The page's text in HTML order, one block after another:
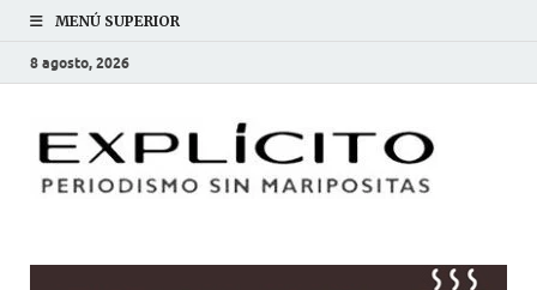
MENÚ SUPERIOR
8 agosto, 2026